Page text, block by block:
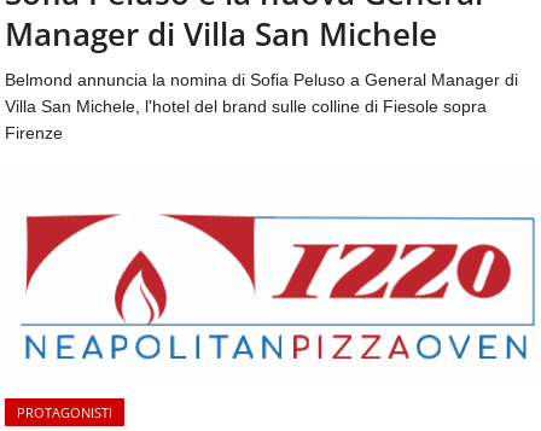
aggiornamenti
quotidiani
temi
come
ospitalità,
&
beverage,
catering
e
quotidiani
mondo
dell'alimentazione,
CONTATTI
Manager di Villa San Michele
Belmond annuncia la nomina di Sofia Peluso a General Manager di
Villa San Michele, l'hotel del brand sulle colline di Fiesole sopra
Firenze
PROTAGONISTI